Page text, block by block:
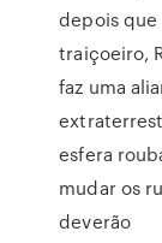
depois que
traiçoeiro,
faz uma
esfera
mudar os
deverão